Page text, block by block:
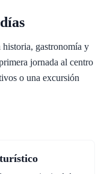
gastronomía y
jornada al centro
o una excursión